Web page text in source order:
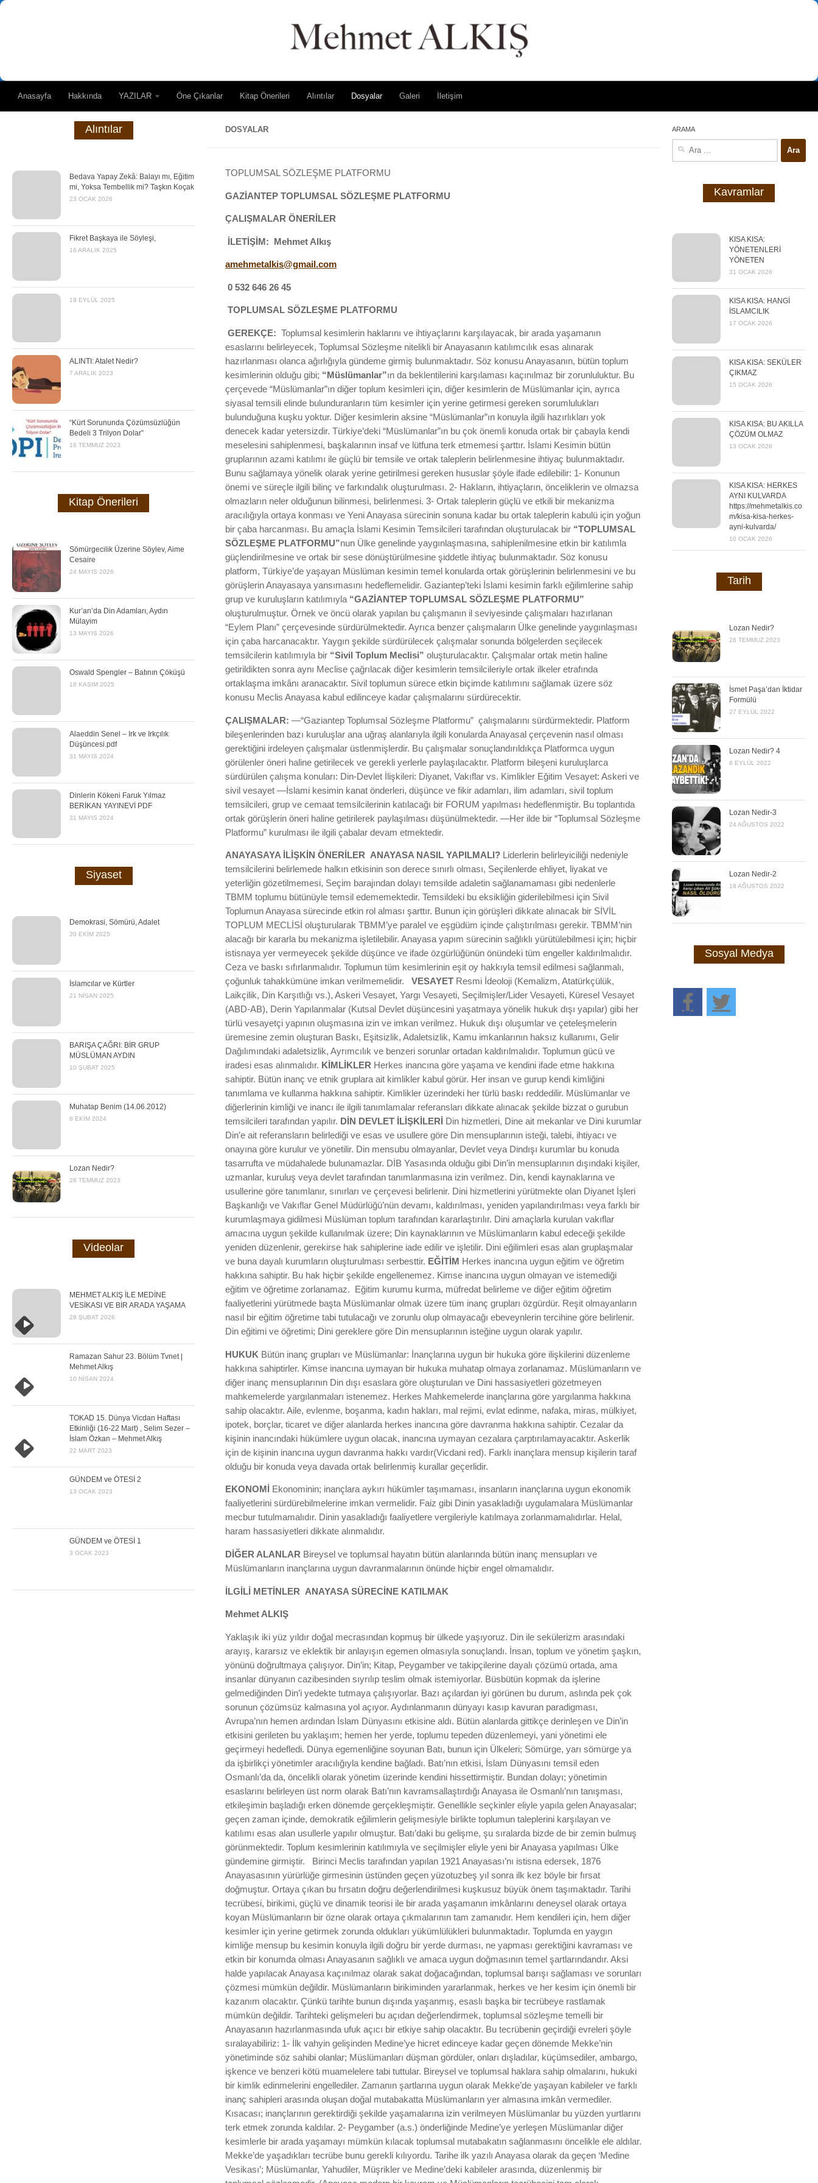
Anasayfa Hakkında YAZILAR Öne Çıkanlar Kitap Önerileri Alıntılar Dosyalar Galeri İletişim
DOSYALAR
TOPLUMSAL SÖZLEŞME PLATFORMU
GAZİANTEP TOPLUMSAL SÖZLEŞME PLATFORMU
ÇALIŞMALAR ÖNERİLER
İLETİŞİM: Mehmet Alkış
amehmetalkis@gmail.com
0 532 646 26 45
TOPLUMSAL SÖZLEŞME PLATFORMU
GEREKÇE: Toplumsal kesimlerin haklarını ve ihtiyaçlarını karşılayacak, bir arada yaşamanın
esaslarını belirleyecek, Toplumsal Sözleşme nitelikli bir Anayasanın katılımcılık esas alınarak
hazırlanması olanca ağırlığıyla gündeme girmiş bulunmaktadır. Söz konusu Anayasanın, bütün toplum
kesimlerinin olduğu gibi; “Müslümanlar”ın da beklentilerini karşılaması kaçınılmaz bir zorunluluktur. Bu
çerçevede “Müslümanlar”ın diğer toplum kesimleri için, diğer kesimlerin de Müslümanlar için, ayrıca
siyasal temsili elinde bulunduranların tüm kesimler için yerine getirmesi gereken sorumlulukları
bulunduğuna kuşku yoktur. Diğer kesimlerin aksine “Müslümanlar”ın konuyla ilgili hazırlıkları yok
denecek kadar yetersizdir. Türkiye’deki “Müslümanlar”ın bu çok önemli konuda ortak bir çabayla kendi
meselesini sahiplenmesi, başkalarının insaf ve lütfuna terk etmemesi şarttır. İslami Kesimin bütün
gruplarının azami katılımı ile güçlü bir temsile ve ortak taleplerin belirlenmesine ihtiyaç bulunmaktadır.
Bunu sağlamaya yönelik olarak yerine getirilmesi gereken hususlar şöyle ifade edilebilir: 1- Konunun
önemi ve süreçle ilgili bilinç ve farkındalık oluşturulması. 2- Hakların, ihtiyaçların, önceliklerin ve olmazsa
olmazların neler olduğunun bilinmesi, belirlenmesi. 3- Ortak taleplerin güçlü ve etkili bir mekanizma
aracılığıyla ortaya konması ve Yeni Anayasa sürecinin sonuna kadar bu ortak taleplerin kabulü için yoğun
bir çaba harcanması. Bu amaçla İslami Kesimin Temsilcileri tarafından oluşturulacak bir “TOPLUMSAL
SÖZLEŞME PLATFORMU”nun Ülke genelinde yaygınlaşmasına, sahiplenilmesine etkin bir katılımla
güçlendirilmesine ve ortak bir sese dönüştürülmesine şiddetle ihtiyaç bulunmaktadır. Söz konusu
platform, Türkiye’de yaşayan Müslüman kesimin temel konularda ortak görüşlerinin belirlenmesini ve bu
görüşlerin Anayasaya yansımasını hedeflemelidir. Gaziantep’teki İslami kesimin farklı eğilimlerine sahip
grup ve kuruluşların katılımıyla “GAZİANTEP TOPLUMSAL SÖZLEŞME PLATFORMU”
oluşturulmuştur. Örnek ve öncü olarak yapılan bu çalışmanın il seviyesinde çalışmaları hazırlanan
“Eylem Planı” çerçevesinde sürdürülmektedir. Ayrıca benzer çalışmaların Ülke genelinde yaygınlaşması
için çaba harcanacaktır. Yaygın şekilde sürdürülecek çalışmalar sonunda bölgelerden seçilecek
temsilcilerin katılımıyla bir “Sivil Toplum Meclisi” oluşturulacaktır. Çalışmalar ortak metin haline
getirildikten sonra aynı Meclise çağrılacak diğer kesimlerin temsilcileriyle ortak ilkeler etrafında
ortaklaşma imkânı aranacaktır. Sivil toplumun sürece etkin biçimde katılımını sağlamak üzere söz
konusu Meclis Anayasa kabul edilinceye kadar çalışmalarını sürdürecektir.
ÇALIŞMALAR: —“Gaziantep Toplumsal Sözleşme Platformu” çalışmalarını sürdürmektedir. Platform
bileşenlerinden bazı kuruluşlar ana uğraş alanlarıyla ilgili konularda Anayasal çerçevenin nasıl olması
gerektiğini irdeleyen çalışmalar üstlenmişlerdir. Bu çalışmalar sonuçlandırıldıkça Platformca uygun
görülenler öneri haline getirilecek ve gerekli yerlerle paylaşılacaktır. Platform bileşeni kuruluşlarca
sürdürülen çalışma konuları: Din-Devlet İlişkileri: Diyanet, Vakıflar vs. Kimlikler Eğitim Vesayet: Askeri ve
sivil vesayet —İslami kesimin kanat önderleri, düşünce ve fikir adamları, ilim adamları, sivil toplum
temsilcileri, grup ve cemaat temsilcilerinin katılacağı bir FORUM yapılması hedeflenmiştir. Bu toplantıda
ortak görüşlerin öneri haline getirilerek paylaşılması düşünülmektedir. —Her ilde bir “Toplumsal Sözleşme
Platformu” kurulması ile ilgili çabalar devam etmektedir.
ANAYASAYA İLİŞKİN ÖNERİLER ANAYASA NASIL YAPILMALI? Liderlerin belirleyiciliği nedeniyle
temsilcilerini belirlemede halkın etkisinin son derece sınırlı olması, Seçilenlerde ehliyet, liyakat ve
yeterliğin gözetilmemesi, Seçim barajından dolayı temsilde adaletin sağlanamaması gibi nedenlerle
TBMM toplumu bütünüyle temsil edememektedir. Temsildeki bu eksikliğin giderilebilmesi için Sivil
Toplumun Anayasa sürecinde etkin rol alması şarttır. Bunun için görüşleri dikkate alınacak bir SİVİL
TOPLUM MECLİSİ oluşturularak TBMM’ye paralel ve eşgüdüm içinde çalıştırılması gerekir. TBMM’nin
alacağı bir kararla bu mekanizma işletilebilir. Anayasa yapım sürecinin sağlıklı yürütülebilmesi için; hiçbir
istisnaya yer vermeyecek şekilde düşünce ve ifade özgürlüğünün önündeki tüm engeller kaldırılmalıdır.
Ceza ve baskı sıfırlanmalıdır. Toplumun tüm kesimlerinin eşit oy hakkıyla temsil edilmesi sağlanmalı,
çoğunluk tahakkümüne imkan verilmemelidir.
VESAYET Resmi İdeoloji (Kemalizm, Atatürkçülük,
Laikçilik, Din Karşıtlığı vs.), Askeri Vesayet, Yargı Vesayeti, Seçilmişler/Lider Vesayeti, Küresel Vesayet
(ABD-AB), Derin Yapılanmalar (Kutsal Devlet düşüncesini yaşatmaya yönelik hukuk dışı yapılar) gibi her
türlü vesayetçi yapının oluşmasına izin ve imkan verilmez. Hukuk dışı oluşumlar ve çeteleşmelerin
üremesine zemin oluşturan Baskı, Eşitsizlik, Adaletsizlik, Kamu imkanlarının haksız kullanımı, Gelir
Dağılımındaki adaletsizlik, Ayrımcılık ve benzeri sorunlar ortadan kaldırılmalıdır. Toplumun gücü ve
iradesi esas alınmalıdır. KİMLİKLER Herkes inancına göre yaşama ve kendini ifade etme hakkına
sahiptir. Bütün inanç ve etnik gruplara ait kimlikler kabul görür. Her insan ve gurup kendi kimliğini
tanımlama ve kullanma hakkına sahiptir. Kimlikler üzerindeki her türlü baskı reddedilir. Müslümanlar ve
diğerlerinin kimliği ve inancı ile ilgili tanımlamalar referansları dikkate alınacak şekilde bizzat o gurubun
temsilcileri tarafından yapılır. DİN DEVLET İLİŞKİLERİ
Din hizmetleri, Dine ait mekanlar ve Dini kurumlar
Din’e ait referansların belirlediği ve esas ve usullere göre Din mensuplarının isteği, talebi, ihtiyacı ve
onayına göre kurulur ve yönetilir. Din mensubu olmayanlar, Devlet veya Dindışı kurumlar bu konuda
tasarrufta ve müdahalede bulunamazlar. DİB Yasasında olduğu gibi Din’in mensuplarının dışındaki kişiler,
uzmanlar, kuruluş veya devlet tarafından tanımlanmasına izin verilmez. Din, kendi kaynaklarına ve
usullerine göre tanımlanır, sınırları ve çerçevesi belirlenir. Dini hizmetlerini yürütmekte olan Diyanet İşleri
Başkanlığı ve Vakıflar Genel Müdürlüğü’nün devamı, kaldırılması, yeniden yapılandırılması veya farklı bir
kurumlaşmaya gidilmesi Müslüman toplum tarafından kararlaştırılır. Dini amaçlarla kurulan vakıflar
amacına uygun şekilde kullanılmak üzere; Din kaynaklarının ve Müslümanların kabul edeceği şekilde
yeniden düzenlenir, gerekirse hak sahiplerine iade edilir ve işletilir. Dini eğilimleri esas alan gruplaşmalar
ve buna dayalı kurumların oluşturulması serbesttir. EĞİTİM Herkes inancına uygun eğitim ve öğretim
hakkına sahiptir. Bu hak hiçbir şekilde engellenemez. Kimse inancına uygun olmayan ve istemediği
eğitim ve öğretime zorlanamaz. Eğitim kurumu kurma, müfredat belirleme ve diğer eğitim öğretim
faaliyetlerini yürütmede başta Müslümanlar olmak üzere tüm inanç grupları özgürdür. Reşit olmayanların
nasıl bir eğitim öğretime tabi tutulacağı ve zorunlu olup olmayacağı ebeveynlerin tercihine göre belirlenir.
Din eğitimi ve öğretimi; Dini gereklere göre Din mensuplarının isteğine uygun olarak yapılır.
HUKUK Bütün inanç grupları ve Müslümanlar: İnançlarına uygun bir hukuka göre ilişkilerini düzenleme
hakkına sahiptirler. Kimse inancına uymayan bir hukuka muhatap olmaya zorlanamaz. Müslümanların ve
diğer inanç mensuplarının Din dışı esaslara göre oluşturulan ve Dini hassasiyetleri gözetmeyen
mahkemelerde yargılanmaları istenemez. Herkes Mahkemelerde inançlarına göre yargılanma hakkına
sahip olacaktır. Aile, evlenme, boşanma, kadın hakları, mal rejimi, evlat edinme, nafaka, miras, mülkiyet,
ipotek, borçlar, ticaret ve diğer alanlarda herkes inancına göre davranma hakkına sahiptir. Cezalar da
kişinin inancındaki hükümlere uygun olacak, inancına uymayan cezalara çarptırılamayacaktır. Askerlik
için de kişinin inancına uygun davranma hakkı vardır(Vicdani red). Farklı inançlara mensup kişilerin taraf
olduğu bir konuda veya davada ortak belirlenmiş kurallar geçerlidir.
EKONOMİ
Ekonominin; inançlara aykırı hükümler taşımaması, insanların inançlarına uygun ekonomik
faaliyetlerini sürdürebilmelerine imkan vermelidir. Faiz gibi Dinin yasakladığı uygulamalara Müslümanlar
mecbur tutulmamalıdır. Dinin yasakladığı faaliyetlere vergileriyle katılmaya zorlanmamalıdırlar. Helal,
haram hassasiyetleri dikkate alınmalıdır.
DİĞER ALANLAR Bireysel ve toplumsal hayatın bütün alanlarında bütün inanç mensupları ve
Müslümanların inançlarına uygun davranmalarının önünde hiçbir engel olmamalıdır.
İLGİLİ METİNLER ANAYASA SÜRECİNE KATILMAK
Mehmet ALKIŞ
Yaklaşık iki yüz yıldır doğal mecrasından kopmuş bir ülkede yaşıyoruz. Din ile sekülerizm arasındaki
arayış, kararsız ve eklektik bir anlayışın egemen olmasıyla sonuçlandı. İnsan, toplum ve yönetim şaşkın,
yönünü doğrultmaya çalışıyor. Din’in; Kitap, Peygamber ve takipçilerine dayalı çözümü ortada, ama
insanlar dünyanın cazibesinden sıyrılıp teslim olmak istemiyorlar. Büsbütün kopmak da işlerine
gelmediğinden Din’i yedekte tutmaya çalışıyorlar. Bazı açılardan iyi görünen bu durum, aslında pek çok
sorunun çözümsüz kalmasına yol açıyor. Aydınlanmanın dünyayı kasıp kavuran paradigması,
Avrupa’nın hemen ardından İslam Dünyasını etkisine aldı. Bütün alanlarda gittikçe derinleşen ve Din’in
etkisini gerileten bu yaklaşım; hemen her yerde, toplumu tepeden düzenlemeyi, yani yönetimi ele
geçirmeyi hedefledi. Dünya egemenliğine soyunan Batı, bunun için Ülkeleri; Sömürge, yarı sömürge ya
da işbirlikçi yönetimler aracılığıyla kendine bağladı. Batı’nın etkisi, İslam Dünyasını temsil eden
Osmanlı’da da, öncelikli olarak yönetim üzerinde kendini hissettirmiştir. Bundan dolayı; yönetimin
esaslarını belirleyen üst norm olarak Batı’nın kavramsallaştırdığı Anayasa ile Osmanlı’nın tanışması,
etkileşimin başladığı erken dönemde gerçekleşmiştir. Genellikle seçkinler eliyle yapıla gelen Anayasalar;
geçen zaman içinde, demokratik eğilimlerin gelişmesiyle birlikte toplumun taleplerini karşılayan ve
katılımı esas alan usullerle yapılır olmuştur. Batı’daki bu gelişme, şu sıralarda bizde de bir zemin bulmuş
görünmektedir. Toplum kesimlerinin katılımıyla ve seçilmişler eliyle yeni bir Anayasa yapılması Ülke
gündemine girmiştir.
Birinci Meclis tarafından yapılan 1921 Anayasası’nı istisna edersek, 1876
Anayasasının yürürlüğe girmesinin üstünden geçen yüzotuzbeş yıl sonra ilk kez böyle bir fırsat
doğmuştur. Ortaya çıkan bu fırsatın doğru değerlendirilmesi kuşkusuz büyük önem taşımaktadır. Tarihi
tecrübesi, birikimi, güçlü ve dinamik teorisi ile bir arada yaşamanın imkânlarını deneysel olarak ortaya
koyan Müslümanların bir özne olarak ortaya çıkmalarının tam zamanıdır. Hem kendileri için, hem diğer
kesimler için yerine getirmek zorunda oldukları yükümlülükleri bulunmaktadır. Toplumda en yaygın
kimliğe mensup bu kesimin konuyla ilgili doğru bir yerde durması, ne yapması gerektiğini kavraması ve
etkin bir konumda olması Anayasanın sağlıklı ve amaca uygun doğmasının temel şartlarındandır. Aksi
halde yapılacak Anayasa kaçınılmaz olarak sakat doğacağından, toplumsal barışı sağlaması ve sorunları
çözmesi mümkün değildir. Müslümanların birikiminden yararlanmak, herkes ve her kesim için önemli bir
kazanım olacaktır. Çünkü tarihte bunun dışında yaşanmış, esaslı başka bir tecrübeye rastlamak
mümkün değildir. Tarihteki gelişmeleri bu açıdan değerlendirmek, toplumsal sözleşme temelli bir
Anayasanın hazırlanmasında ufuk açıcı bir etkiye sahip olacaktır. Bu tecrübenin geçirdiği evreleri şöyle
sıralayabiliriz: 1- İlk vahyin gelişinden Medine’ye hicret edinceye kadar geçen dönemde Mekke’nin
yönetiminde söz sahibi olanlar; Müslümanları düşman gördüler, onları dışladılar, küçümsediler, ambargo,
işkence ve benzeri kötü muamelelere tabi tuttular. Bireysel ve toplumsal haklara sahip olmalarını, hukuki
bir kimlik edinmelerini engellediler. Zamanın şartlarına uygun olarak Mekke’de yaşayan kabileler ve farklı
inanç sahipleri arasında oluşan doğal mutabakatta Müslümanların yer almasına imkân vermediler.
Kısacası; inançlarının gerektirdiği şekilde yaşamalarına izin verilmeyen Müslümanlar bu yüzden yurtlarını
terk etmek zorunda kaldılar. 2- Peygamber (a.s.) önderliğinde Medine’ye yerleşen Müslümanlar diğer
kesimlerle bir arada yaşamayı mümkün kılacak toplumsal mutabakatın sağlanmasını öncelikle ele aldılar.
Mekke’de yaşadıkları tecrübe bunu gerekli kılıyordu. Tarihe ilk yazılı Anayasa olarak da geçen ‘Medine
Vesikası’; Müslümanlar, Yahudiler, Müşrikler ve Medine’deki kabileler arasında, düzenlenmiş bir
Alıntılar
Bedava Yapay Zekâ: Balayı mı, Eğitim
mi, Yoksa Tembellik mi? Taşkın Koçak
23 OCAK 2026
Fikret Başkaya ile Söyleşi,
16 ARALIK 2025
19 EYLÜL 2025
ALINTI: Atalet Nedir?
7 ARALIK 2023
“Kürt Sorununda Çözümsüzlüğün
Bedeli 3 Trilyon Dolar”
16 TEMMUZ 2023
Kitap Önerileri
Sömürgecilik Üzerine Söylev, Aime
Cesaire
24 MAYIS 2026
Kur’an’da Din Adamları, Aydın
Mülayim
13 MAYIS 2026
Oswald Spengler – Batının Çöküşü
18 KASIM 2025
Alaeddin Senel – Irk ve Irkçılık
Düşüncesi.pdf
31 MAYIS 2024
Dinlerin Kökeni Faruk Yılmaz
BERİKAN YAYINEVİ PDF
31 MAYIS 2024
Siyaset
Demokrasi, Sömürü, Adalet
20 EKIM 2025
İslamcılar ve Kürtler
21 NISAN 2025
BARIŞA ÇAĞRI: BİR GRUP
MÜSLÜMAN AYDIN
10 ŞUBAT 2025
Muhatap Benim (14.06.2012)
8 EKIM 2024
Lozan Nedir?
26 TEMMUZ 2023
Videolar
MEHMET ALKIŞ İLE MEDİNE
VESİKASI VE BİR ARADA YAŞAMA
28 ŞUBAT 2026
Ramazan Sahur 23. Bölüm Tvnet |
Mehmet Alkış
10 NISAN 2024
TOKAD 15. Dünya Vicdan Haftası
Etkinliği (16-22 Mart) , Selim Sezer –
İslam Özkan – Mehmet Alkış
22 MART 2023
GÜNDEM ve ÖTESİ 2
13 OCAK 2023
GÜNDEM ve ÖTESİ 1
3 OCAK 2023
ARAMA
Kavramlar
KISA KISA:
YÖNETENLERİ
YÖNETEN
31 OCAK 2026
KISA KISA: HANGİ
İSLAMCILIK
17 OCAK 2026
KISA KISA: SEKÜLER
ÇIKMAZ
15 OCAK 2026
KISA KISA: BU AKILLA
ÇÖZÜM OLMAZ
13 OCAK 2026
KISA KISA: HERKES
AYNI KULVARDA
https://mehmetalkis.co
m/kisa-kisa-herkes-
ayni-kulvarda/
10 OCAK 2026
Tarih
Lozan Nedir?
26 TEMMUZ 2023
İsmet Paşa’dan İktidar
Formülü
27 EYLÜL 2022
Lozan Nedir? 4
6 EYLÜL 2022
Lozan Nedir-3
24 AĞUSTOS 2022
Lozan Nedir-2
18 AĞUSTOS 2022
Sosyal Medya